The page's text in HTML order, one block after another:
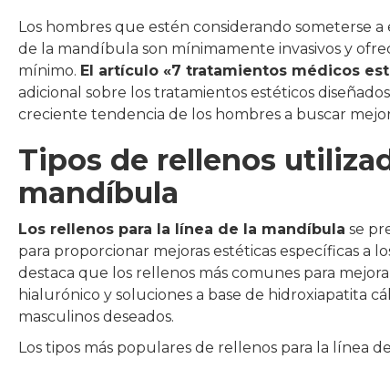
Los hombres que estén considerando someterse
de la mandíbula son mínimamente invasivos y
mínimo. El artículo «7 tratamientos médicos
adicional sobre los tratamientos estéticos
creciente tendencia de los hombres a buscar
Tipos de rellenos
mandíbula
Los rellenos para la línea de la mandíbula se
para proporcionar mejoras estéticas específicas a
destaca que los rellenos más comunes para
hialurónico y soluciones a base de hidroxiapatita
masculinos deseados.
Los tipos más populares de rellenos para la línea